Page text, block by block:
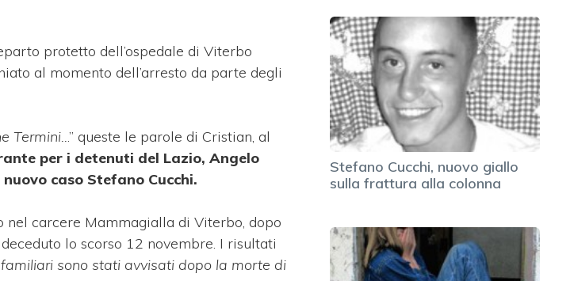
protetto dell’ospedale di Viterbo
al momento dell’arresto da parte degli
Termini.. .” queste le parole di Cristian, al
per i detenuti del Lazio, Angelo
caso Stefano Cucchi.
carcere Mammagialla di Viterbo, dopo
lo scorso 12 novembre. I risultati
sono stati avvisati dopo la morte di
Stefano Cucchi, nuovo giallo
sulla frattura alla colonna